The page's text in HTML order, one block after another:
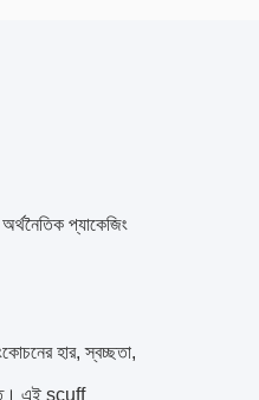
প্যাকেজিং
হার, স্বচ্ছতা,
এই scuff